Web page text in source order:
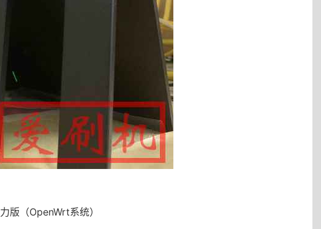
版（OpenWrt系统）